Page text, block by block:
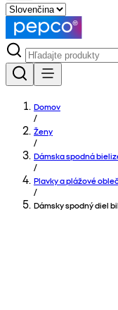
Domov
/
Ženy
/
Dámska spodná
/
Plavky a plážové
/
Dámsky spodný diel